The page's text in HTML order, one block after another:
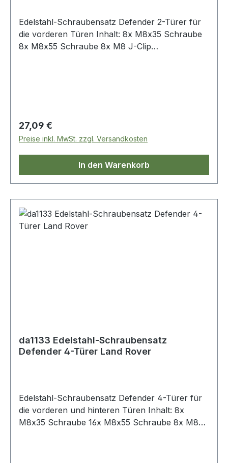
Edelstahl-Schraubensatz Defender 2-Türer für
die vorderen Türen Inhalt: 8x M8x35 Schraube
8x M8x55 Schraube 8x M8 J-Clip
Regulärer Preis:
27,09 €
Preise inkl. MwSt. zzgl. Versandkosten
In den Warenkorb
da1133 Edelstahl-Schraubensatz
Defender 4-Türer Land Rover
Edelstahl-Schraubensatz Defender 4-Türer für
die vorderen und hinteren Türen Inhalt: 8x
M8x35 Schraube 16x M8x55 Schraube 8x M8